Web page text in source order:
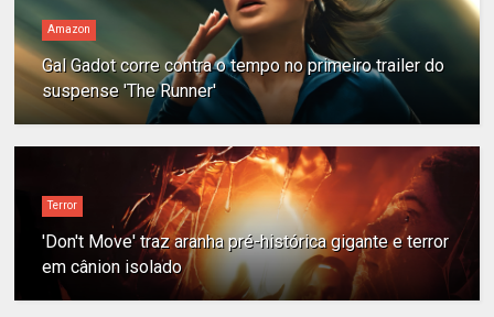
Amazon
Gal Gadot corre contra o tempo no primeiro trailer do
suspense 'The Runner'
Terror
'Don't Move' traz aranha pré-histórica gigante e terror
em cânion isolado